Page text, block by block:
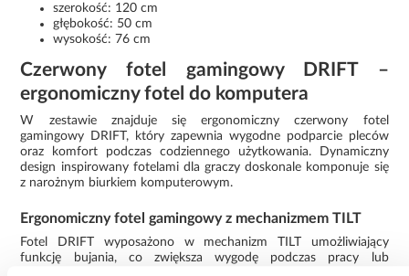
szerokość: 120 cm
głębokość: 50 cm
wysokość: 76 cm
Czerwony fotel gamingowy DRIFT –
ergonomiczny fotel do komputera
W zestawie znajduje się ergonomiczny czerwony fotel
gamingowy DRIFT, który zapewnia wygodne podparcie pleców
oraz komfort podczas codziennego użytkowania. Dynamiczny
design inspirowany fotelami dla graczy doskonale komponuje się
z narożnym biurkiem komputerowym.
Ergonomiczny fotel gamingowy z mechanizmem TILT
Fotel DRIFT wyposażono w mechanizm TILT umożliwiający
funkcję bujania, co zwiększa wygodę podczas pracy lub